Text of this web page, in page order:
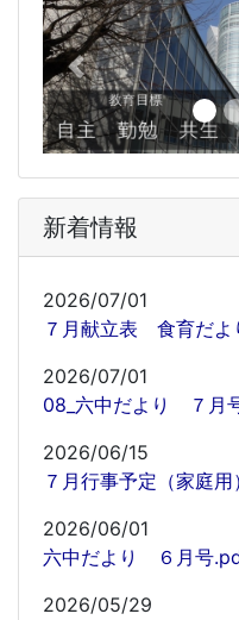
Previous
新着情報
2026/07/01
７月献立表 食育だ
2026/07/01
08_六中だより ７月
2026/06/15
７月行事予定（家庭
2026/06/01
六中だより ６月号
2026/05/29